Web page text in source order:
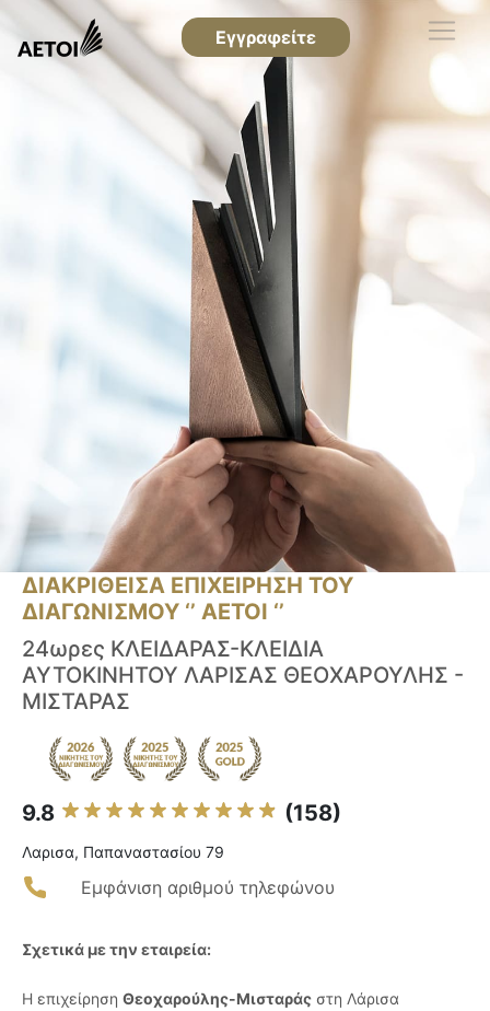
Εγγραφείτε
ΔΙΑΚΡΙΘΕΙΣΑ ΕΠΙΧΕΙΡΗΣΗ ΤΟΥ
ΔΙΑΓΩΝΙΣΜΟΥ ‘’ ΑΕΤΟΙ ‘’
24ωρες ΚΛΕΙΔΑΡΑΣ-ΚΛΕΙΔΙΑ
ΑΥΤΟΚΙΝΗΤΟΥ ΛΑΡΙΣΑΣ ΘΕΟΧΑΡΟΥΛΗΣ -
ΜΙΣΤΑΡΑΣ
9.8 (158)
Λαρισα, Παπαναστασίου 79
Εμφάνιση αριθμού τηλεφώνου
Σχετικά με την εταιρεία:
Η επιχείρηση Θεοχαρούλης-Μισταράς στη Λάρισα